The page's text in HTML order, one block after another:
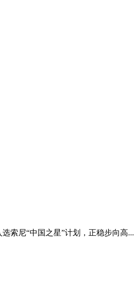
索尼“中国之星”计划，正稳步向高...